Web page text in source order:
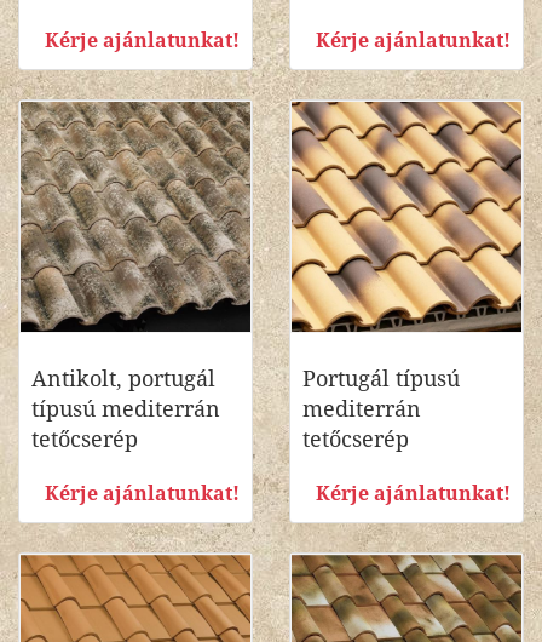
Kérje ajánlatunkat! Kérje ajánlatunkat!
Antikolt, portugál
típusú mediterrán
tetőcserép
Kérje ajánlatunkat!
Portugál típusú
mediterrán
tetőcserép
Kérje ajánlatunkat!